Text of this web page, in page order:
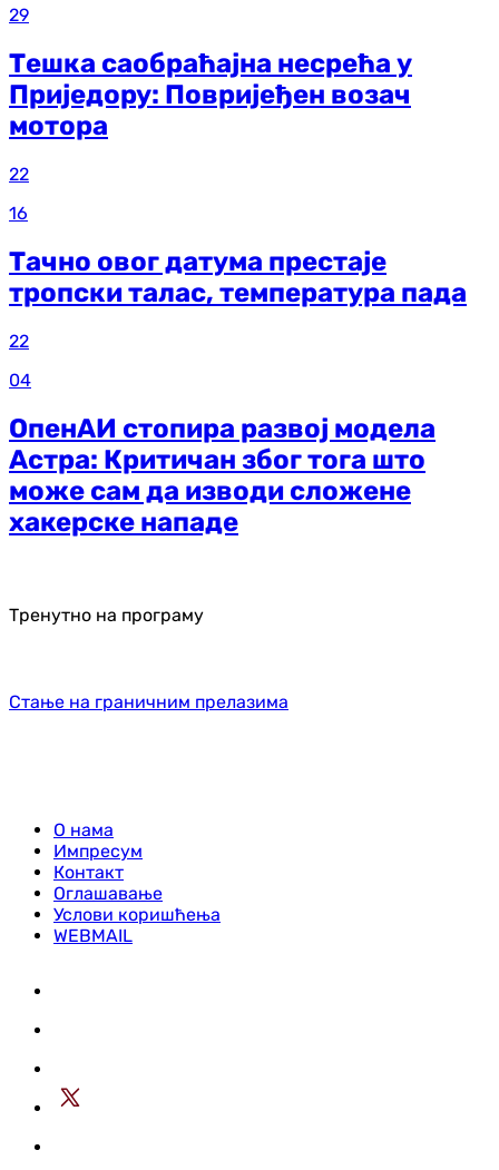
29
Тешка саобраћајна несрећа у
Приједору: Повријеђен возач
мотора
22
16
Тачно овог датума престаје
тропски талас, температура пада
22
04
ОпенАИ стопира развој модела
Астра: Критичан због тога што
може сам да изводи сложене
хакерске нападе
Тренутно на програму
Стање на граничним прелазима
О нама
Импресум
Контакт
Оглашавање
Услови коришћења
WEBMAIL